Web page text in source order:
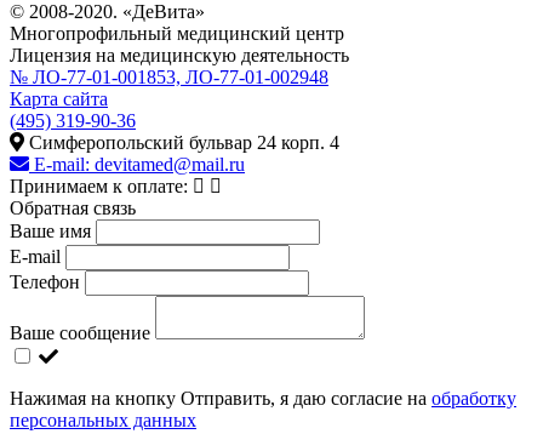
© 2008-2020. «ДеВита»
Многопрофильный медицинский центр
Лицензия на медицинскую деятельность
№ ЛО-77-01-001853, ЛО-77-01-002948
Карта сайта
(495) 319-90-36
Симферопольский бульвар 24 корп. 4
E-mail: devitamed@mail.ru
Принимаем к оплате:
Обратная связь
Ваше имя
E-mail
Телефон
Ваше сообщение
Нажимая на кнопку Отправить, я даю согласие на обработку
персональных данных